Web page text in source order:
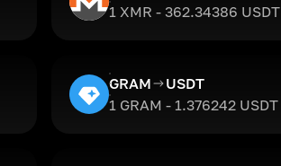
1 XMR - 362.34386 USDT
GRAM
USDT
1 GRAM - 1.376242 USDT